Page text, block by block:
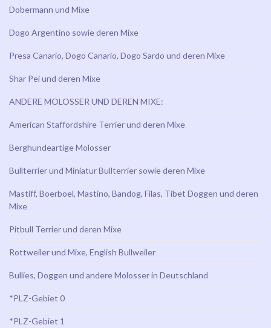
Dobermann und Mixe
Dogo Argentino sowie deren Mixe
Presa Canario, Dogo Canario, Dogo Sardo und deren Mixe
Shar Pei und deren Mixe
ANDERE MOLOSSER UND DEREN MIXE:
American Staffordshire Terrier und deren Mixe
Berghundeartige Molosser
Bullterrier und Miniatur Bullterrier sowie deren Mixe
Mastiff, Boerboel, Mastino, Bandog, Filas, Tibet Doggen und deren
Mixe
Pitbull Terrier und deren Mixe
Rottweiler und Mixe, English Bullweiler
Bullies, Doggen und andere Molosser in Deutschland
*PLZ-Gebiet 0
*PLZ-Gebiet 1